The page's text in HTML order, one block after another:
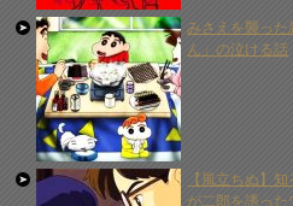
みさえを襲っ
ん」の泣ける話
【風立ちぬ】
が二郎を誘った